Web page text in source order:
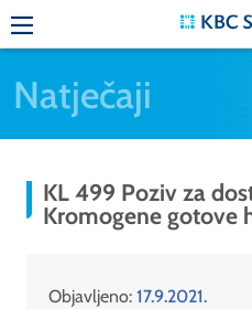
Natječaji
KL 499 Poziv za
Kromogene gotove
Objavljeno: 17.9.2021.